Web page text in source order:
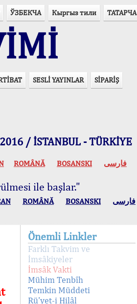
ЎЗБЕКЧА Кыргыз тили ТАТАРЧА
SESLİ YAYINLAR SİPARİŞ
/ İSTANBUL - TÜRKİYE
ROMÂNĂ BOSANSKI فارسی
ile başlar."
ROMÂNĂ BOSANSKI فارسی
Önemli Linkler
Farklı Takvim ve
İmsâkiyeler
İmsâk Vakti
Mühim Tenbîh
Temkin Müddeti
Rü'yet-i Hilâl